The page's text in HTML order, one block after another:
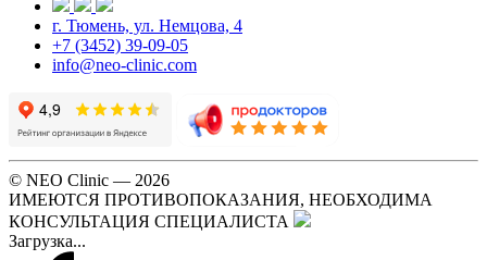
г. Тюмень, ул. Немцова, 4
+7 (3452) 39-09-05
info@neo-clinic.com
© NEO Clinic — 2026
ИМЕЮТСЯ ПРОТИВОПОКАЗАНИЯ, НЕОБХОДИМА
КОНСУЛЬТАЦИЯ СПЕЦИАЛИСТА
Загрузка...